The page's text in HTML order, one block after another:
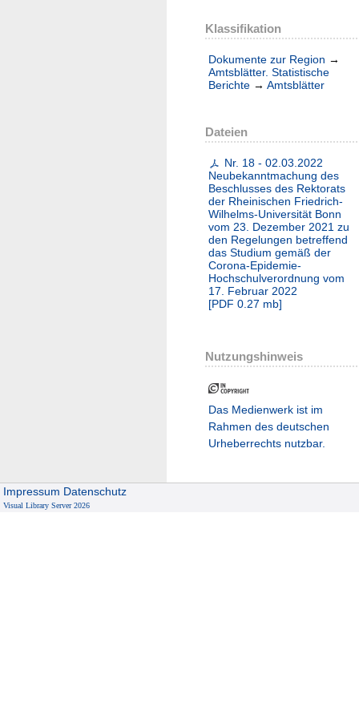
Klassifikation
Dokumente zur Region →
Amtsblätter. Statistische
Berichte → Amtsblätter
Dateien
Nr. 18 - 02.03.2022
Neubekanntmachung des
Beschlusses des Rektorats
der Rheinischen Friedrich-
Wilhelms-Universität Bonn
vom 23. Dezember 2021 zu
den Regelungen betreffend
das Studium gemäß der
Corona-Epidemie-
Hochschulverordnung vom
17. Februar 2022
[PDF 0.27 mb]
Nutzungshinweis
Das Medienwerk ist im
Rahmen des deutschen
Urheberrechts nutzbar.
Impressum Datenschutz
Visual Library Server 2026